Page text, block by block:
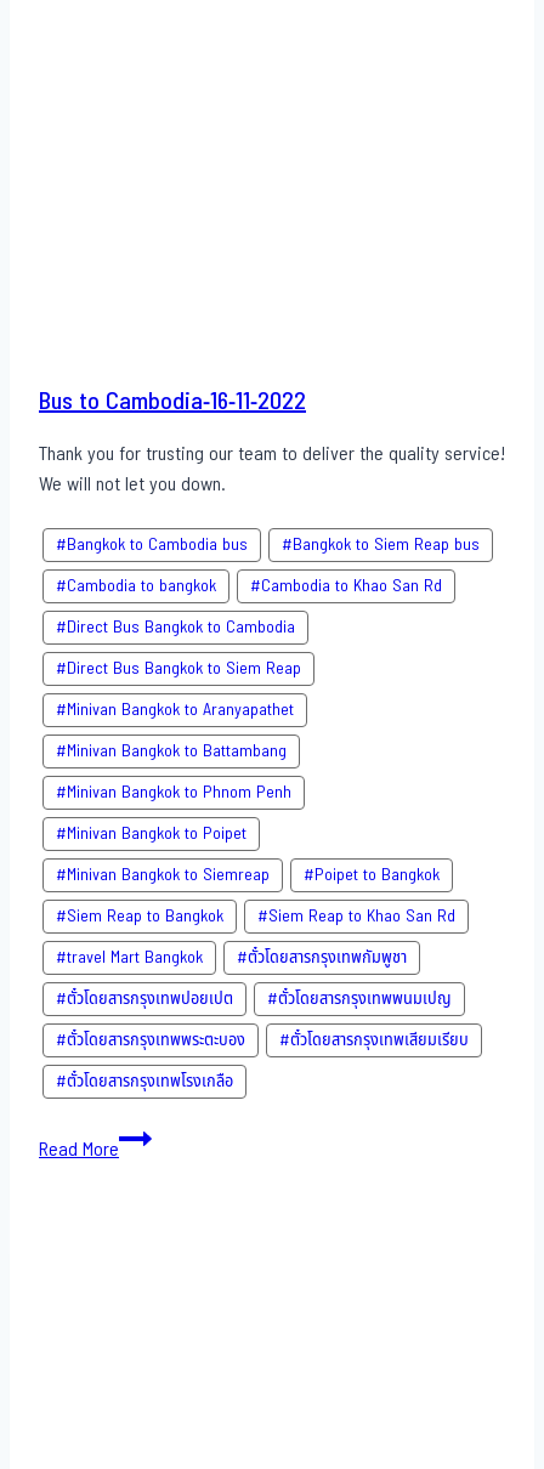
Bus to Cambodia-16-11-2022
Thank you for trusting our team to deliver the quality service!
We will not let you down.
#Bangkok to Cambodia bus
#Bangkok to Siem Reap bus
#Cambodia to bangkok
#Cambodia to Khao San​ Rd
#Direct​ Bus Bangkok to Cambodia
#Direct​ Bus Bangkok to Siem Reap
#Minivan Bangkok to​ Aranyapathet​
#Minivan​ Bangkok to Battambang
#Minivan Bangkok to Phnom Penh
#Minivan Bangkok to Poipet
#Minivan Bangkok to Siemreap
#Poipet to Bangkok
#Siem Reap to Bangkok
#Siem Reap to Khao San​ Rd
#travel Mart Bangkok
#ตั๋วโดยสารกรุงเทพกัมพูชา
#ตั๋วโดยสารกรุงเทพปอยเปต
#ตั๋วโดยสารกรุงเทพพนมเปญ
#ตั๋วโดยสารกรุงเทพพระตะบอง
#ตั๋วโดยสารกรุงเทพเสียมเรียบ
#ตั๋วโดยสารกรุงเทพโรงเกลือ
Read MoreBus
to